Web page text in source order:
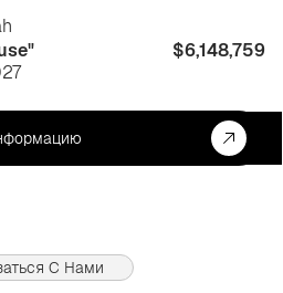
$6,148,759
С Нами